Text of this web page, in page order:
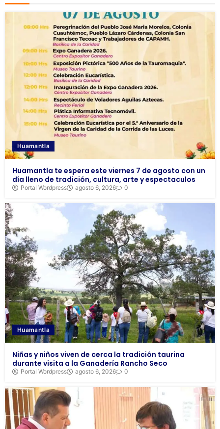
Huamantla
Huamantla te espera este viernes 7 de agosto con un
día lleno de tradición, cultura, arte y espectaculos
Portal Wordpress agosto 6, 2026 0
Huamantla
Niñas y niños viven de cerca la tradición taurina
durante visita a la Ganadería Rancho Seco
Portal Wordpress agosto 6, 2026 0